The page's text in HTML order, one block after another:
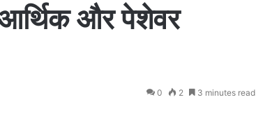
आर्थिक और पेशेवर
0 2 3 minutes read